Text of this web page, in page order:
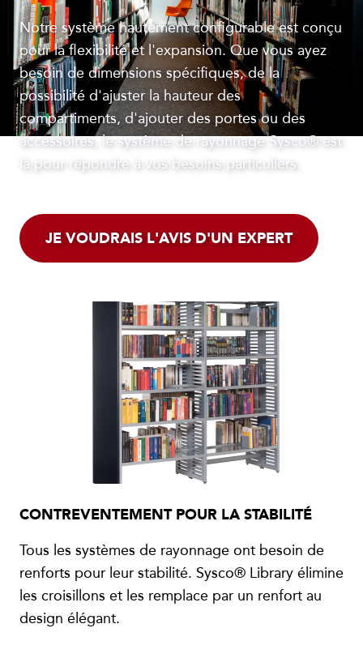
Notre système hautement configurable est conçu
pour la flexibilité et l'expansion. Que vous ayez
besoin de dimensions spécifiques, de la
possibilité d'ajuster la hauteur des
compartiments, d'ajouter des portes ou des
accessoires, le système de rayonnage Sysco® est
là pour répondre à vos besoins particuliers.
JE VOUDRAIS L'AVIS D'UN EXPERT
CONTREVENTEMENT POUR LA STABILITÉ
Tous les systèmes de rayonnage ont besoin de
renforts pour leur stabilité. Sysco® Library élimine
les croisillons et les remplace par un renfort au
design élégant.